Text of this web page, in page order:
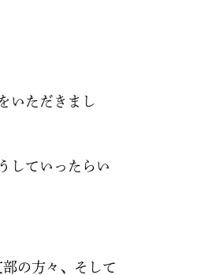
いただきまし
していったらい
の方々、そして